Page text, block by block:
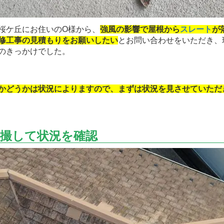
丘にお住いのO様から、 強風の影響で屋根から スレートが
工事の見積もりをお願いしたいとお問い合わせをいただき
きっかけでした。
どうかは状況によりますので、まずは状況を見させていた
して状況を確認